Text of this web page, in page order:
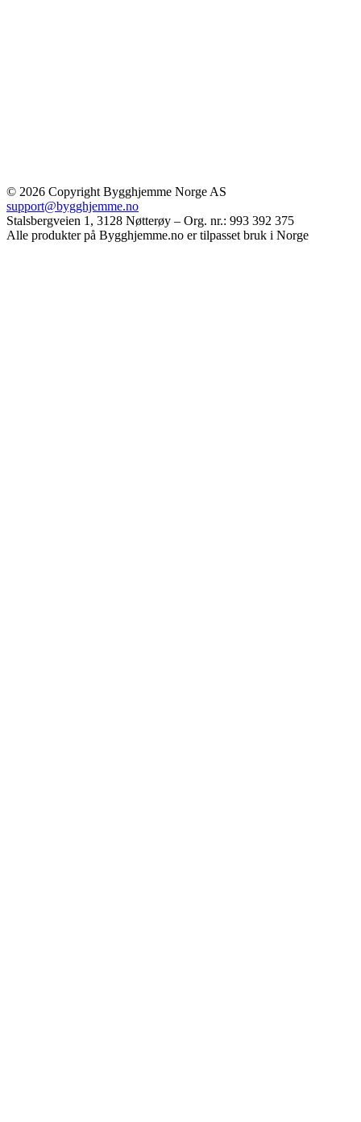
© 2026 Copyright Bygghjemme Norge AS
support@bygghjemme.no
Stalsbergveien 1, 3128 Nøtterøy – Org. nr.: 993 392 375
Alle produkter på Bygghjemme.no er tilpasset bruk i Norge